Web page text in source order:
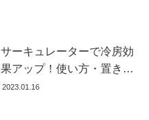
サーキュレーターで冷房効
果アップ！使い方・置き場
所・風向きを徹底解説
2023.01.16